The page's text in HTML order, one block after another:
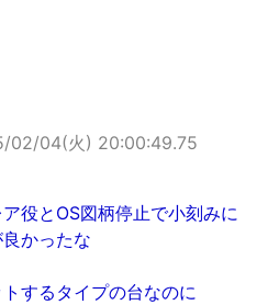
02/04(火) 20:00:49.75
役とOS図柄停止で小刻みに
かったな
するタイプの台なのに